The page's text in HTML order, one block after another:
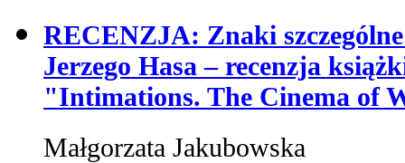
RECENZJA: Znaki
Jerzego Hasa – recenzja
"Intimations. The Cinema of
Małgorzata Jakubowska